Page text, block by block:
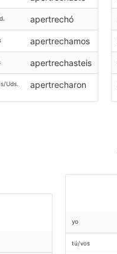
apertrechó
apertrechamos
apertrechasteis
Uds. apertrecharon
yo
tú/vos